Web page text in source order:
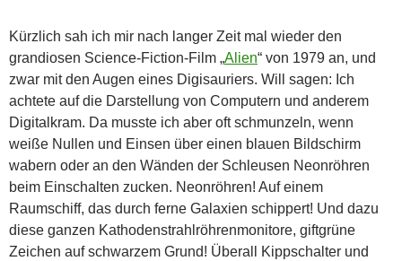
Kürzlich sah ich mir nach langer Zeit mal wieder den
grandiosen Science-Fiction-Film „Alien“ von 1979 an, und
zwar mit den Augen eines Digisauriers. Will sagen: Ich
achtete auf die Darstellung von Computern und anderem
Digitalkram. Da musste ich aber oft schmunzeln, wenn
weiße Nullen und Einsen über einen blauen Bildschirm
wabern oder an den Wänden der Schleusen Neonröhren
beim Einschalten zucken. Neonröhren! Auf einem
Raumschiff, das durch ferne Galaxien schippert! Und dazu
diese ganzen Kathodenstrahlröhrenmonitore, giftgrüne
Zeichen auf schwarzem Grund! Überall Kippschalter und